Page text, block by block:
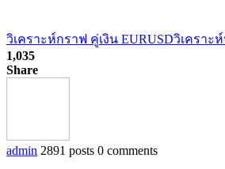
วิเคราะห์กราฟ คู่เงิน EURUSDวิเคราะ
1,035
Share
admin 2891 posts 0 comments